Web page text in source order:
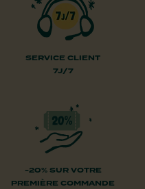
SERVICE CLIENT
7J/7
-20% SUR VOTRE
PREMIÈRE COMMANDE